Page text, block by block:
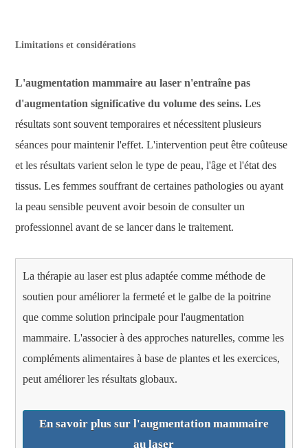
Limitations et considérations
L'augmentation mammaire au laser n'entraîne pas
d'augmentation significative du volume des seins. Les
résultats sont souvent temporaires et nécessitent plusieurs
séances pour maintenir l'effet. L'intervention peut être coûteuse
et les résultats varient selon le type de peau, l'âge et l'état des
tissus. Les femmes souffrant de certaines pathologies ou ayant
la peau sensible peuvent avoir besoin de consulter un
professionnel avant de se lancer dans le traitement.
La thérapie au laser est plus adaptée comme méthode de
soutien pour améliorer la fermeté et le galbe de la poitrine
que comme solution principale pour l'augmentation
mammaire. L'associer à des approches naturelles, comme les
compléments alimentaires à base de plantes et les exercices,
peut améliorer les résultats globaux.
En savoir plus sur l'augmentation mammaire
au laser